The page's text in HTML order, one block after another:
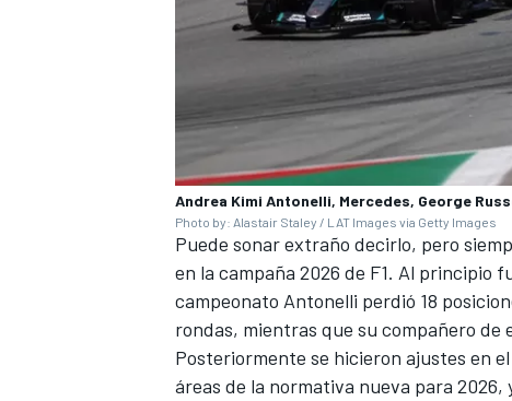
Andrea Kimi Antonelli, Mercedes, George
Photo by: Alastair Staley / LAT Images via Getty Images
Puede sonar extraño decirlo, pero
en la campaña 2026 de F1. Al principio
campeonato Antonelli perdió 18
rondas, mientras que su compañero de
Posteriormente se hicieron ajustes en
áreas de la normativa nueva para 2026,